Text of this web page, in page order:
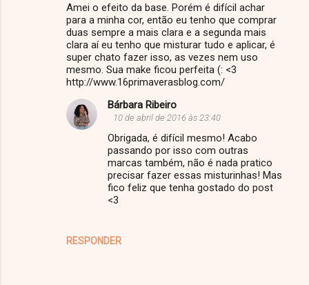
Amei o efeito da base. Porém é difícil achar
para a minha cor, então eu tenho que comprar
duas sempre a mais clara e a segunda mais
clara aí eu tenho que misturar tudo e aplicar, é
super chato fazer isso, as vezes nem uso
mesmo. Sua make ficou perfeita (: <3
http://www.16primaverasblog.com/
RESPONDER
Bárbara Ribeiro
10 de abril de 2016 às 23:40
Obrigada, é difícil mesmo! Acabo
passando por isso com outras
marcas também, não é nada pratico
precisar fazer essas misturinhas! Mas
fico feliz que tenha gostado do post
<3